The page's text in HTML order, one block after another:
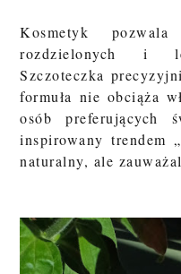
Kosmetyk
rozdzielonych i
Szczoteczka
formuła nie obciąża
osób preferujących
inspirowany trendem
naturalny, ale